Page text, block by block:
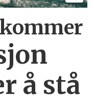
å stå